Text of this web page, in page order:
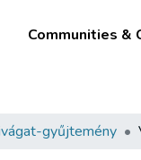
Communities &
gyűjtemény